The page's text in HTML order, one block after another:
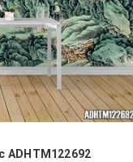
ADHTM122692